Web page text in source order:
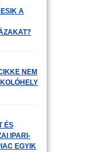
A
NEM
ÉS
IPARI-
EGYIK